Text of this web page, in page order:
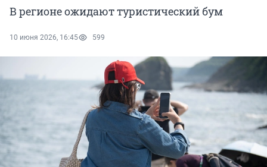
В регионе ожидают туристический бум
10 июня 2026, 16:45 599